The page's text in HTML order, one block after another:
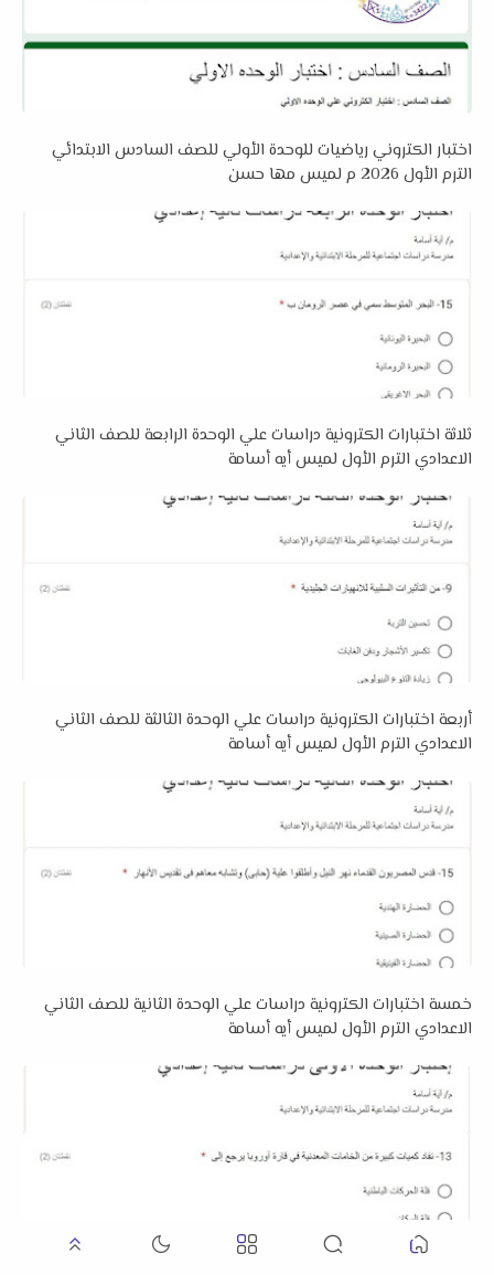
اختبار الكتروني رياضيات للوحدة الأولي للصف السادس الابتدائي
الترم الأول 2026 م لميس مها حسن
ثلاثة اختبارات الكترونية دراسات علي الوحدة الرابعة للصف الثاني
الاعدادي الترم الأول لميس أيه أسامة
أربعة اختبارات الكترونية دراسات علي الوحدة الثالثة للصف الثاني
الاعدادي الترم الأول لميس أيه أسامة
خمسة اختبارات الكترونية دراسات علي الوحدة الثانية للصف الثاني
الاعدادي الترم الأول لميس أيه أسامة